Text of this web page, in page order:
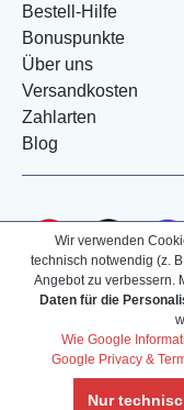
Bestell-Hilfe
Bonuspunkte
Über uns
Versandkosten
Zahlarten
Blog
Wir verwenden
technisch notwendig (z.
Angebot zu verbessern.
Daten für die
Wie Google
Google Privacy &
Nur